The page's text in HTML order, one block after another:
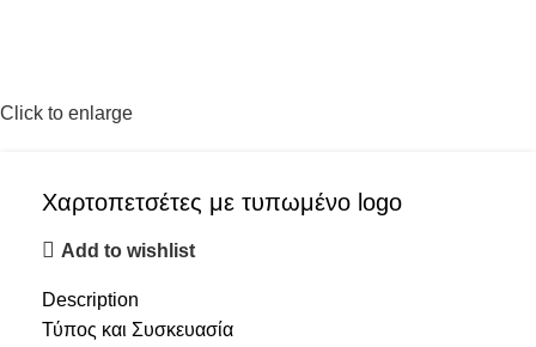
Click to enlarge
Χαρτοπετσέτες με τυπωμένο logo
Add to wishlist
Description
Τύπος και Συσκευασία